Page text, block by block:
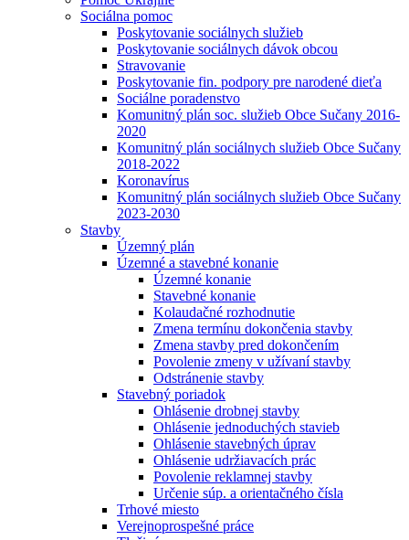
Sociálna pomoc
Poskytovanie sociálnych služieb
Poskytovanie sociálnych dávok obcou
Stravovanie
Poskytovanie fin. podpory pre narodené dieťa
Sociálne poradenstvo
Komunitný plán soc. služieb Obce Sučany 2016-
2020
Komunitný plán sociálnych služieb Obce Sučany
2018-2022
Koronavírus
Komunitný plán sociálnych služieb Obce Sučany
2023-2030
Stavby
Územný plán
Územné a stavebné konanie
Územné konanie
Stavebné konanie
Kolaudačné rozhodnutie
Zmena termínu dokončenia stavby
Zmena stavby pred dokončením
Povolenie zmeny v užívaní stavby
Odstránenie stavby
Stavebný poriadok
Ohlásenie drobnej stavby
Ohlásenie jednoduchých stavieb
Ohlásenie stavebných úprav
Ohlásenie udržiavacích prác
Povolenie reklamnej stavby
Určenie súp. a orientačného čísla
Trhové miesto
Verejnoprospešné práce